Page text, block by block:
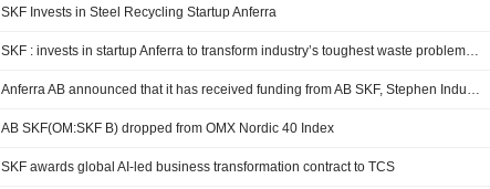
SKF Invests in Steel Recycling Startup Anferra
SKF : invests in startup Anferra to transform industry’s toughest waste problems into circular resources
Anferra AB announced that it has received funding from AB SKF, Stephen Industries Inc Oy, Chalmers Ventures AB
AB SKF(OM:SKF B) dropped from OMX Nordic 40 Index
SKF awards global AI-led business transformation contract to TCS